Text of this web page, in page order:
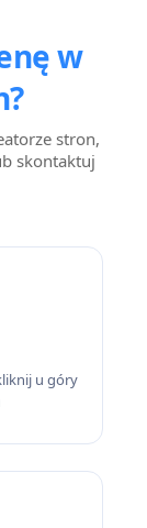
w
stron,
skontaktuj
u góry